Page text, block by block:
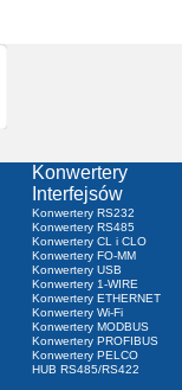
Konwertery
Interfejsów
Konwertery RS232
Konwertery RS485
Konwertery CL i CLO
Konwertery FO-MM
Konwertery USB
Konwertery 1-WIRE
Konwertery ETHERNET
Konwertery Wi-Fi
Konwertery MODBUS
Konwertery PROFIBUS
Konwertery PELCO
HUB RS485/RS422